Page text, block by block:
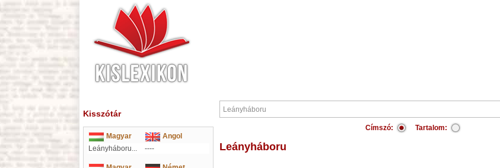
Kisszótár
Magyar
Angol
Leányháboru...
----
Címszó: Tartalom:
Leányháboru